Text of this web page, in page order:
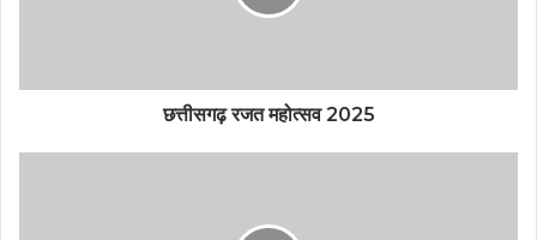
छत्तीसगढ़ रजत महोत्सव 2025